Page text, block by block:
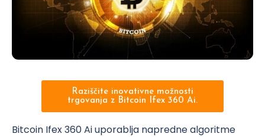
Raziščite inovativne možnosti
trgovanja z Bitcoin Ifex 360 Ai.
Bitcoin Ifex 360 Ai uporablja napredne algoritme